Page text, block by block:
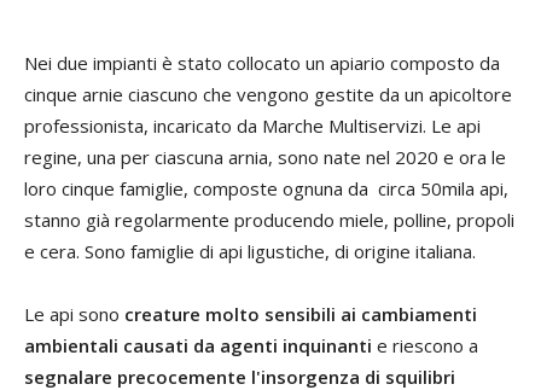
Nei due impianti è stato collocato un apiario composto da
cinque arnie ciascuno che vengono gestite da un apicoltore
professionista, incaricato da Marche Multiservizi. Le api
regine, una per ciascuna arnia, sono nate nel 2020 e ora le
loro cinque famiglie, composte ognuna da circa 50mila api,
stanno già regolarmente producendo miele, polline, propoli
e cera. Sono famiglie di api ligustiche, di origine italiana.
Le api sono creature molto sensibili ai cambiamenti
ambientali causati da agenti inquinanti e riescono a
segnalare precocemente l'insorgenza di squilibri